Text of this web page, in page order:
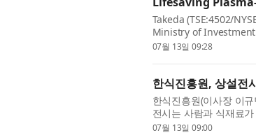
Takeda (TSE:4502/
Ministry of
Economic Affairs)
07월 13일 09:28
한식진흥원, 상설전
한식진흥원(이사장 이
전시는 사람과 식재료
다 다른 식재료와 조리
07월 13일 09:00